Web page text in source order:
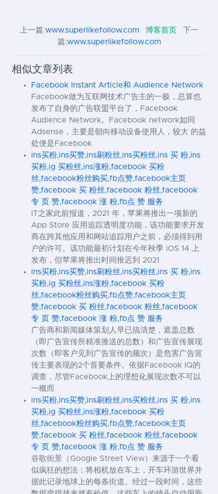
上一篇:www.superlikefollow.com 博客首页
下一
篇:www.superlikefollow.com
相似文章列表
Facebook Instant Article和 Audience Network
Facebook做为互联网技术广告主的一极，总算也
发布了自身的广告联盟平台了，Facebook
Audience Network。Facebook network如同
Adsense，主要是朝向移动设备使用人，较大 的益
处便是Facebook
ins买粉,ins买赞,ins刷粉丝,ins买粉丝,ins 买 粉,ins
买粉,ig 买粉丝,ins涨粉,facebook 买粉
丝,facebook粉丝购买,fb点赞,facebook主页
赞,facebook 买 粉丝,facebook 粉丝,facebook
专 页 赞,facebook 涨 粉,fb点 赞 服务
IT之家此前报道，2021 年，苹果将推出一项新的
App Store 应用追踪透明度功能，该功能要求开发
商在跨其他应用和网站追踪用户之前，必须得到用
户的许可。该功能最初计划在今年秋季 iOS 14 上
发布，但苹果将推出时间推迟到 2021
ins买粉,ins买赞,ins刷粉丝,ins买粉丝,ins 买 粉,ins
买粉,ig 买粉丝,ins涨粉,facebook 买粉
丝,facebook粉丝购买,fb点赞,facebook主页
赞,facebook 买 粉丝,facebook 粉丝,facebook
专 页 赞,facebook 涨 粉,fb点 赞 服务
广告商和新闻媒体策划人早已搞清楚，遮盖总数
（即广告宣传所精准推送的总数）和广告宣传展现
次数（即客户见到广告宣传的频次）是危害广告宣
传主要表现的2个首要条件。依据Facebook IQ的
调查，尽管Facebook上的理想化展现次数不可以
一概而
ins买粉,ins买赞,ins刷粉丝,ins买粉丝,ins 买 粉,ins
买粉,ig 买粉丝,ins涨粉,facebook 买粉
丝,facebook粉丝购买,fb点赞,facebook主页
赞,facebook 买 粉丝,facebook 粉丝,facebook
专 页 赞,facebook 涨 粉,fb点 赞 服务
谷歌街景（Google Street View）来源于一个看
似疯狂的想法：将相机放在车上，开车环游世界并
据此记录地球上的每条街道。经过一段时间，这些